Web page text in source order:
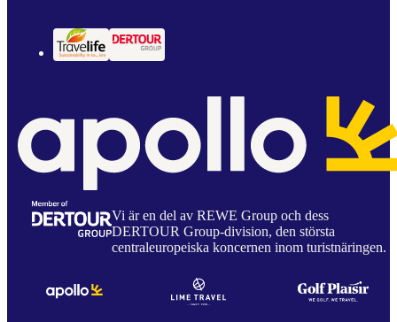
Vi är en del av REWE Group och dess
DERTOUR Group-division, den största
centraleuropeiska koncernen inom turistnäringen.